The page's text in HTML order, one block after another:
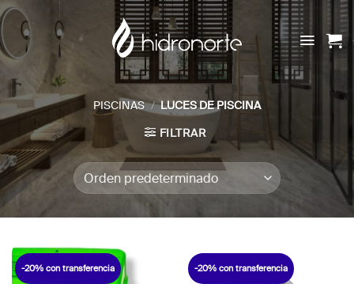
Saltar
al
contenido
PISCINAS / LUCES DE PISCINA
FILTRAR
-20% con transferencia -20% con transferencia